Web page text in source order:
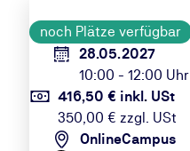
noch Plätze verfügbar
28.05.2027
10:00 - 12:00 Uhr
416,50 € inkl. USt
350,00 € zzgl. USt
OnlineCampus